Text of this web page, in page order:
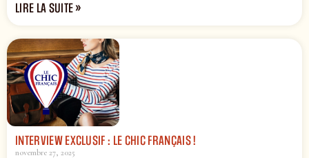
LIRE LA SUITE »
INTERVIEW EXCLUSIF : LE CHIC FRANÇAIS !
novembre 27, 2025